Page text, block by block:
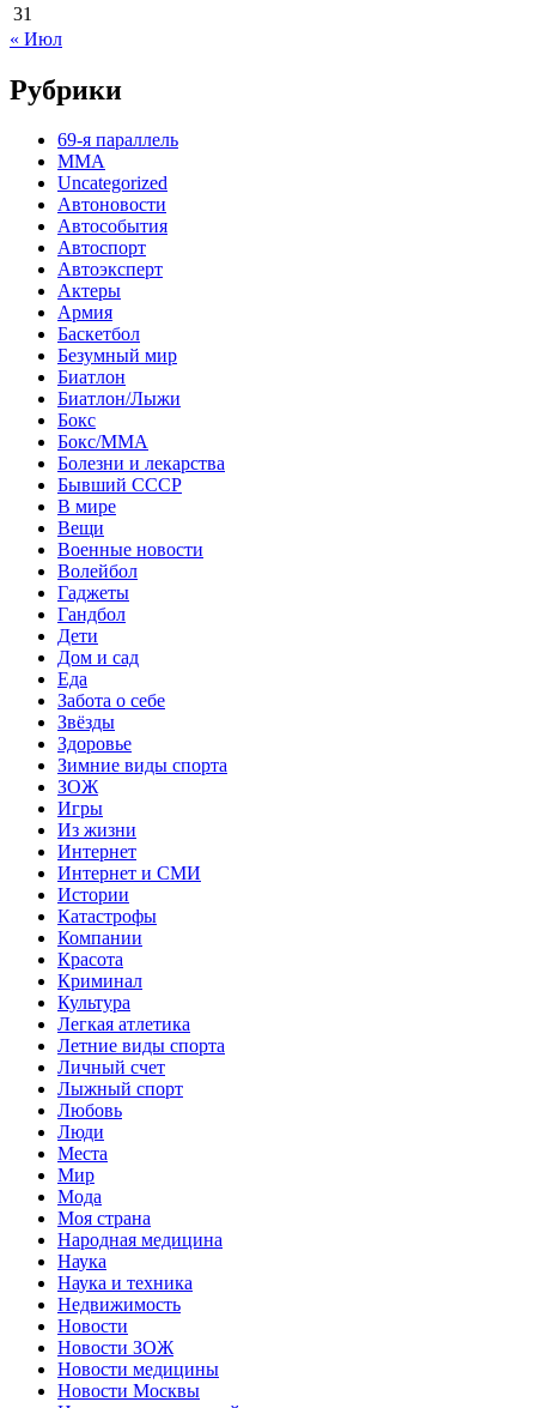
31
« Июл
Рубрики
69-я параллель
MMA
Uncategorized
Автоновости
Автособытия
Автоспорт
Автоэксперт
Актеры
Армия
Баскетбол
Безумный мир
Биатлон
Биатлон/Лыжи
Бокс
Бокс/MMA
Болезни и лекарства
Бывший СССР
В мире
Вещи
Военные новости
Волейбол
Гаджеты
Гандбол
Дети
Дом и сад
Еда
Забота о себе
Звёзды
Здоровье
Зимние виды спорта
ЗОЖ
Игры
Из жизни
Интернет
Интернет и СМИ
Истории
Катастрофы
Компании
Красота
Криминал
Культура
Легкая атлетика
Летние виды спорта
Личный счет
Лыжный спорт
Любовь
Люди
Места
Мир
Мода
Моя страна
Народная медицина
Наука
Наука и техника
Недвижимость
Новости
Новости ЗОЖ
Новости медицины
Новости Москвы